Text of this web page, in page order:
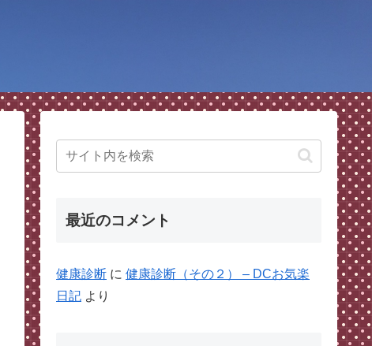
最近のコメント
健康診断 に 健康診断（その２） – DCお気楽
日記 より